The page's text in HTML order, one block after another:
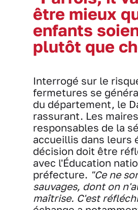
être mieux
enfants
plutôt que
Interrogé sur le
fermetures se
du département, le
rassurant. Les
responsables de la
accueillis dans leurs
décision doit être
avec l'Éducation
préfecture. "Ce ne
sauvages, dont on
maîtrise. C'est